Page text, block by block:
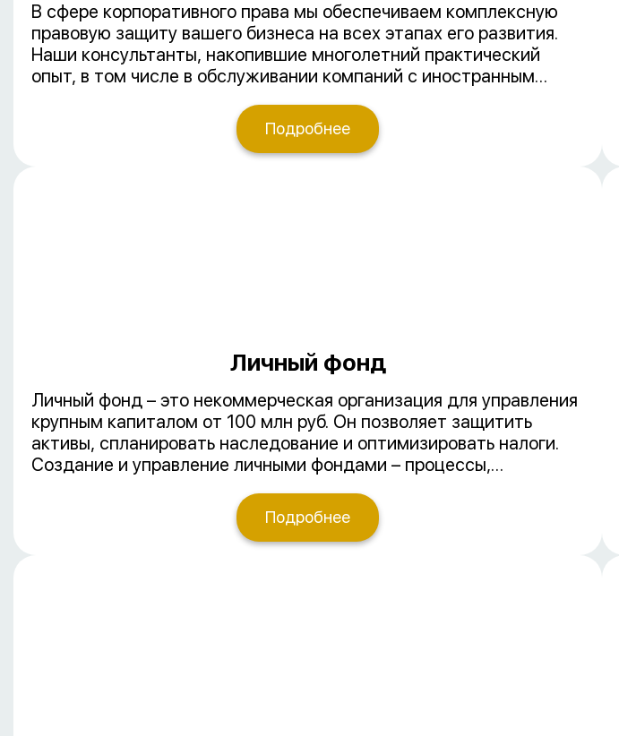
В сфере корпоративного права мы обеспечиваем комплексную
правовую защиту вашего бизнеса на всех этапах его развития.
Наши консультанты, накопившие многолетний практический
опыт, в том числе в обслуживании компаний с иностранным
Подробнее
Личный фонд
Личный фонд – это некоммерческая организация для управления
крупным капиталом от 100 млн руб. Он позволяет защитить
активы, спланировать наследование и оптимизировать налоги.
Создание и управление личными фондами – процессы,
законодательства, а также специфики семейного,
корпоративного и даже международного права (если
предполагается передача фонду зарубежных активов). Наша
Подробнее